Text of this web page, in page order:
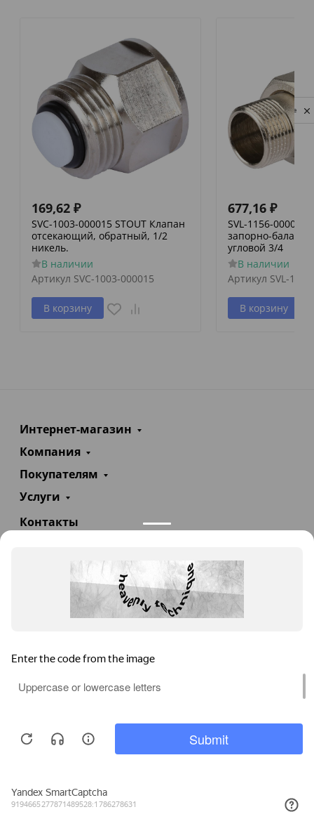
Каталог
169,62 ₽
SVC-1003-000015 STOUT Клапан
отсекающий, обратный, 1/2
никель.
В наличии
Артикул SVC-1003-000015
В корзину
677,16 ₽
SVL-1156-000020
запорно-
угловой 3/4
В наличии
Артикул SVL-
В корзину
Интернет-магазин
Компания
Покупателям
Услуги
Контакты
info@teploexpert.com
Пн—Сб 09:00 – 18:00
TeploExpert.com © 2008 - 2026 Оборудование для
систем отопления, водоснабжения, канализации
Privacy notice